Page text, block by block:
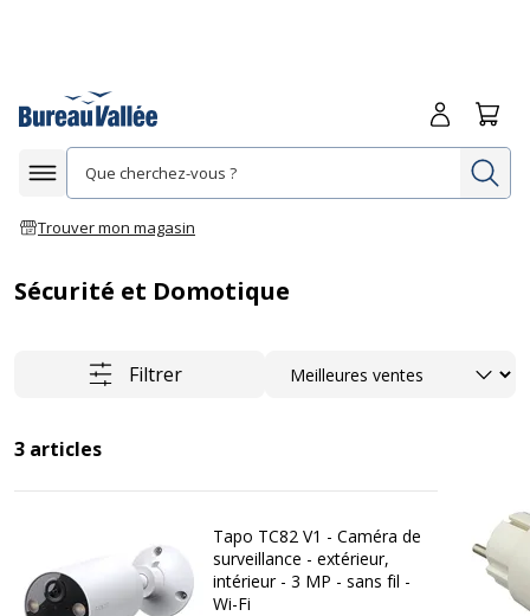
Afficher la navigation
Trouver mon magasin
Me
Sécurité et Domotique
Filtrer Trier
3 articles
Tapo TC82 V1 - Caméra de
surveillance - extérieur,
intérieur - 3 MP - sans fil -
Wi-Fi